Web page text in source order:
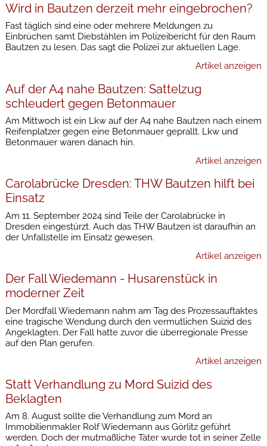
Wird in Bautzen derzeit mehr eingebrochen?
Fast täglich sind eine oder mehrere Meldungen zu
Einbrüchen samt Diebstählen im Polizeibericht für den Raum
Bautzen zu lesen. Das sagt die Polizei zur aktuellen Lage.
Artikel anzeigen
Auf der A4 nahe Bautzen: Sattelzug
schleudert gegen Betonmauer
Am Mittwoch ist ein Lkw auf der A4 nahe Bautzen nach einem
Reifenplatzer gegen eine Betonmauer geprallt. Lkw und
Betonmauer waren danach hin.
Artikel anzeigen
Carolabrücke Dresden: THW Bautzen hilft bei
Einsatz
Am 11. September 2024 sind Teile der Carolabrücke in
Dresden eingestürzt. Auch das THW Bautzen ist daraufhin an
der Unfallstelle im Einsatz gewesen.
Artikel anzeigen
Der Fall Wiedemann - Husarenstück in
moderner Zeit
Der Mordfall Wiedemann nahm am Tag des Prozessauftaktes
eine tragische Wendung durch den vermutlichen Suizid des
Angeklagten. Der Fall hatte zuvor die überregionale Presse
auf den Plan gerufen.
Artikel anzeigen
Statt Verhandlung zu Mord Suizid des
Beklagten
Am 8. August sollte die Verhandlung zum Mord an
Immobilienmakler Rolf Wiedemann aus Görlitz geführt
werden. Doch der mutmaßliche Täter wurde tot in seiner Zelle